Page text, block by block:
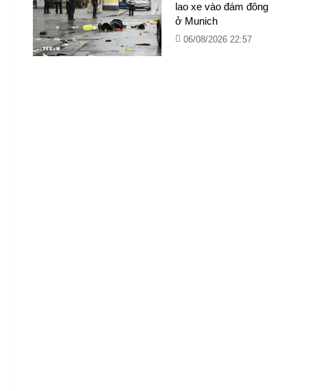
lao xe vào đám đông
ở Munich
06/08/2026 22:57